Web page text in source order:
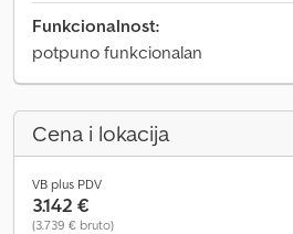
Funkcionalnost:
potpuno funkcionalan
Cena i lokacija
VB plus PDV
3.142 €
(3.739 € bruto)